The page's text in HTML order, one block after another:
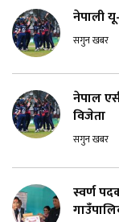
नेपाली
सगुन खबर
नेपाल
विजेता
सगुन खबर
स्वर्ण